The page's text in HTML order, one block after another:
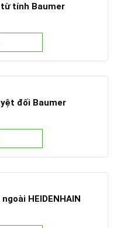
tính Baumer
đối Baumer
HEIDENHAIN